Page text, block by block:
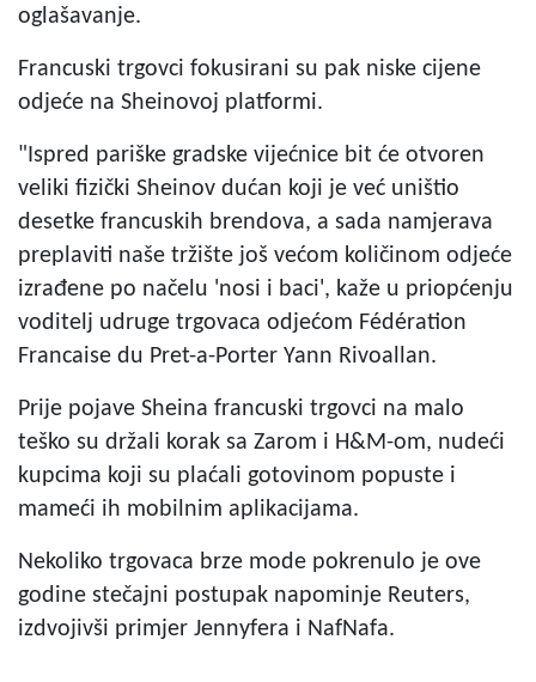
oglašavanje.
Francuski trgovci fokusirani su pak niske cijene
odjeće na Sheinovoj platformi.
"Ispred pariške gradske vijećnice bit će otvoren
veliki fizički Sheinov dućan koji je već uništio
desetke francuskih brendova, a sada namjerava
preplaviti naše tržište još većom količinom odjeće
izrađene po načelu 'nosi i baci', kaže u priopćenju
voditelj udruge trgovaca odjećom Fédération
Francaise du Pret-a-Porter Yann Rivoallan.
Prije pojave Sheina francuski trgovci na malo
teško su držali korak sa Zarom i H&M-om, nudeći
kupcima koji su plaćali gotovinom popuste i
mameći ih mobilnim aplikacijama.
Nekoliko trgovaca brze mode pokrenulo je ove
godine stečajni postupak napominje Reuters,
izdvojivši primjer Jennyfera i NafNafa.